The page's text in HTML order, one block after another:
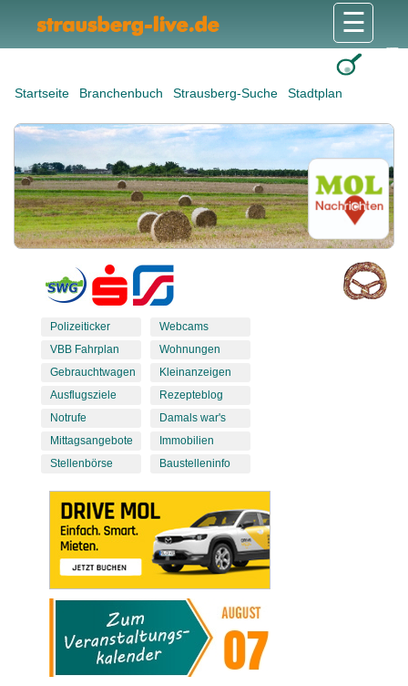
Startseite Branchenbuch Strausberg-Suche Stadtplan
☰
Polizeiticker
VBB Fahrplan
Gebrauchtwagen
Ausflugsziele
Notrufe
Mittagsangebote
Stellenbörse
Webcams
Wohnungen
Kleinanzeigen
Rezepteblog
Damals war's
Immobilien
Baustelleninfo